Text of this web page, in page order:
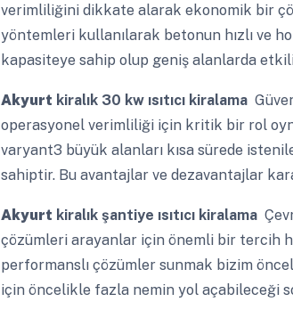
verimliliğini dikkate alarak ekonomik bir
yöntemleri kullanılarak betonun hızlı ve
kapasiteye sahip olup geniş alanlarda
Akyurt kiralık 30 kw ısıtıcı kiralama
operasyonel verimliliği için kritik bir rol
varyant3 büyük alanları kısa sürede
sahiptir. Bu avantajlar ve dezavantajlar
Akyurt kiralık şantiye ısıtıcı kiralama
çözümleri arayanlar için önemli bir tercih
performanslı çözümler sunmak bizim
için öncelikle fazla nemin yol açabileceği